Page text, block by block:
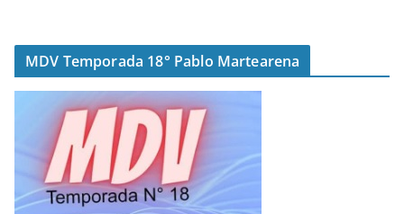
MDV Temporada 18° Pablo Martearena